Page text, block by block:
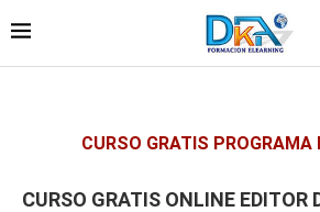
CURSO GRATIS PROGRAMA
CURSO GRATIS ONLINE EDITOR